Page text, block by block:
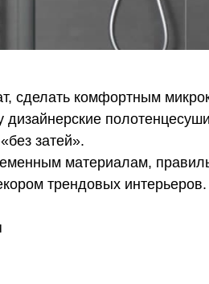
сделать комфортным
затей».
материалам,
трендовых интерьеров.